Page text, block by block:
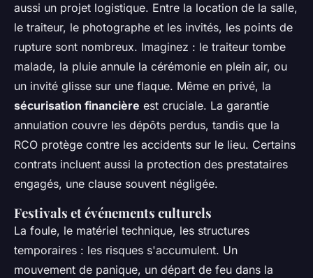
aussi un projet logistique. Entre la location de la salle,
le traiteur, le photographe et les invités, les points de
rupture sont nombreux. Imaginez : le traiteur tombe
malade, la pluie annule la cérémonie en plein air, ou
un invité glisse sur une flaque. Même en privé, la
sécurisation financière est cruciale. La garantie
annulation couvre les dépôts perdus, tandis que la
RCO protège contre les accidents sur le lieu. Certains
contrats incluent aussi la protection des prestataires
engagés, une clause souvent négligée.
Festivals et événements culturels
La foule, le matériel technique, les structures
temporaires : les risques s'accumulent. Un
mouvement de panique, un départ de feu dans la